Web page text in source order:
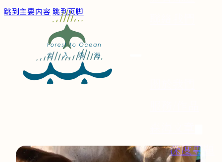
跳到主要内容 跳到页脚
深度專題